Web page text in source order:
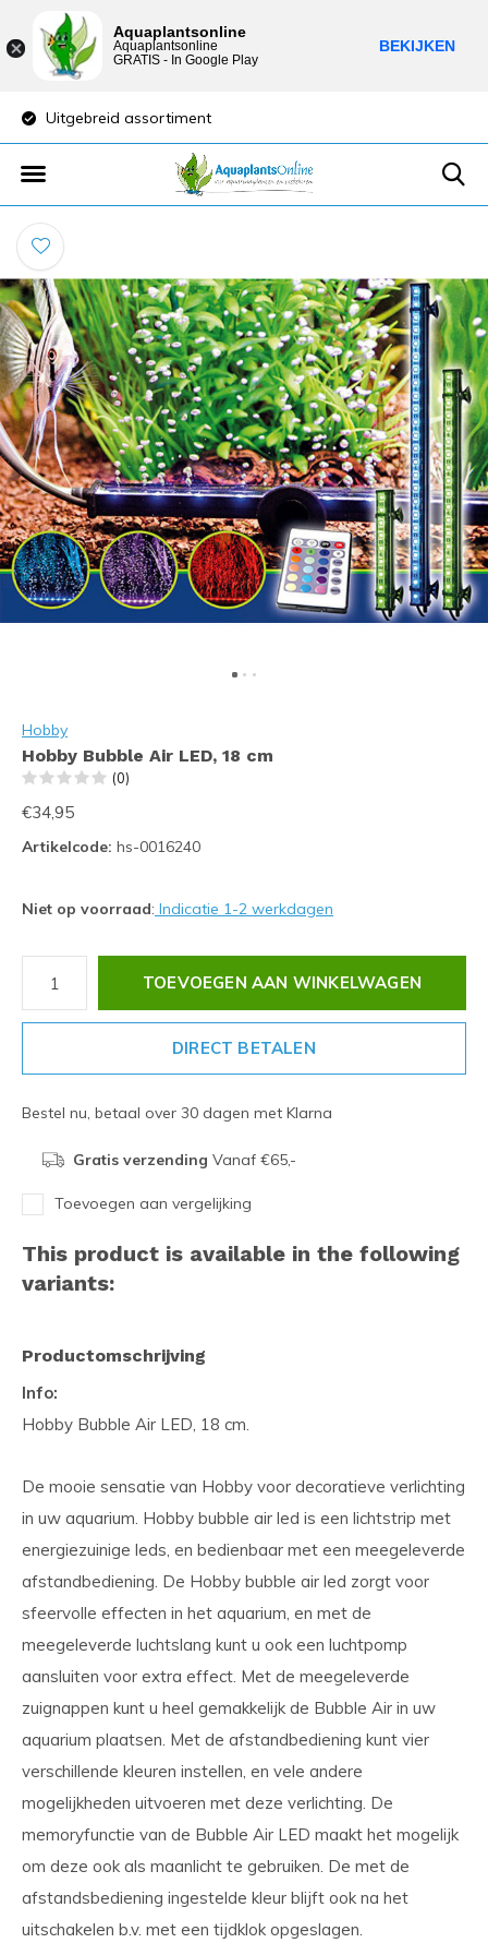
Uitgebreid assortiment
Hobby
Hobby Bubble Air LED, 18 cm
(0)
€34,95
Artikelcode: hs-0016240
Niet op voorraad: Indicatie 1-2 werkdagen
TOEVOEGEN AAN WINKELWAGEN
DIRECT BETALEN
Bestel nu, betaal over 30 dagen met Klarna
Gratis verzending Vanaf €65,-
Toevoegen aan vergelijking
This product is available in the following
variants:
Productomschrijving
Info:
Hobby Bubble Air LED, 18 cm.
De mooie sensatie van Hobby voor decoratieve verlichting
in uw aquarium. Hobby bubble air led is een lichtstrip met
energiezuinige leds, en bedienbaar met een meegeleverde
afstandbediening. De Hobby bubble air led zorgt voor
sfeervolle effecten in het aquarium, en met de
meegeleverde luchtslang kunt u ook een luchtpomp
aansluiten voor extra effect. Met de meegeleverde
zuignappen kunt u heel gemakkelijk de Bubble Air in uw
aquarium plaatsen. Met de afstandbediening kunt vier
verschillende kleuren instellen, en vele andere
mogelijkheden uitvoeren met deze verlichting. De
memoryfunctie van de Bubble Air LED maakt het mogelijk
om deze ook als maanlicht te gebruiken. De met de
afstandsbediening ingestelde kleur blijft ook na het
uitschakelen b.v. met een tijdklok opgeslagen.
Aquaplantsonline
Aquaplantsonline
GRATIS - In Google Play
BEKIJKEN